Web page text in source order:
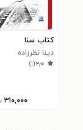
کتاب سنا
دینا نظرزاده
۲٫۰(۱)
۳۱۰,۰۰۰